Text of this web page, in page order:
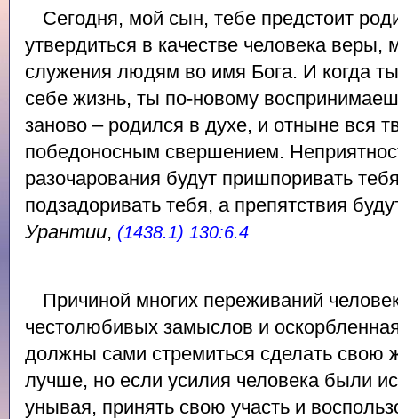
Сегодня, мой сын, тебе предстоит
утвердиться в качестве человека веры,
служения людям во имя Бога. И когда
себе жизнь, ты по-новому
заново – родился в духе, и отныне вся
победоносным свершением.
разочарования будут пришпоривать
подзадоривать тебя, а препятствия
Урантии, (1438.1) 130:6.4
Причиной многих переживаний
честолюбивых замыслов и
должны сами стремиться сделать свою
лучше, но если усилия человека были
унывая, принять свою участь и